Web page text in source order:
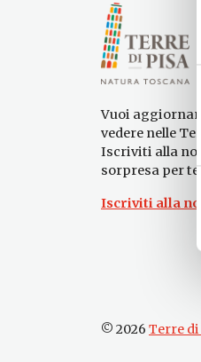
Vuoi
vedere nelle
Iscriviti alla
sorpresa per
Iscriviti alla
© 2026 Terre di